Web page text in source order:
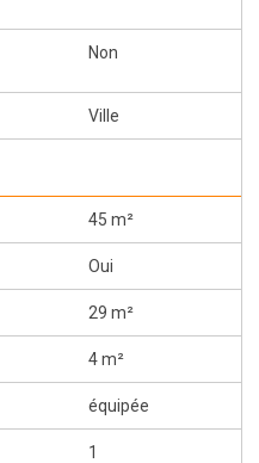
Non
Ville
45 m²
Oui
29 m²
4 m²
équipée
1